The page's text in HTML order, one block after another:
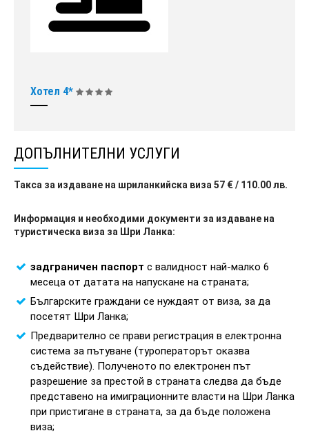
Хотел 4*
ДОПЪЛНИТЕЛНИ УСЛУГИ
Такса за издаване на шриланкийска виза 57 € / 110.00 лв.
Информация и необходими документи за издаване на
туристическа виза за Шри Ланка:
задграничен паспорт с валидност най-малко 6
месеца от датата на напускане на страната;
Българските граждани се нуждаят от виза, за да
посетят Шри Ланка;
Предварително се прави регистрация в електронна
система за пътуване (туроператорът оказва
съдействие). Полученото по електронен път
разрешение за престой в страната следва да бъде
представено на имиграционните власти на Шри Ланка
при пристигане в страната, за да бъде положена
виза;